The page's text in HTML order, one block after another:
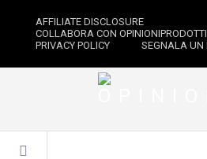
AFFILIATE DISCLOSURE
COLLABORA CON OPINIONIPRODOTTI
PRIVACY POLICY
SEGNALA UN